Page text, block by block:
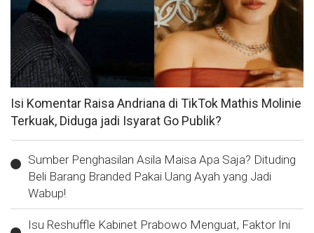
Isi Komentar Raisa Andriana di TikTok Mathis Molinie
Terkuak, Diduga jadi Isyarat Go Publik?
Sumber Penghasilan Asila Maisa Apa Saja? Dituding
Beli Barang Branded Pakai Uang Ayah yang Jadi
Wabup!
Isu Reshuffle Kabinet Prabowo Menguat, Faktor Ini